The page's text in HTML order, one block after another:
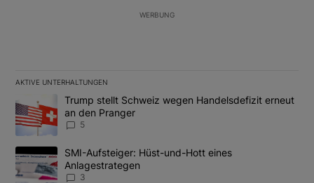
WERBUNG
AKTIVE UNTERHALTUNGEN
Ein Trendartikel mit dem Titel "Trump stellt Schweiz wegen
Trump stellt Schweiz wegen Handelsdefizit erneut
an den Pranger
5
Ein Trendartikel mit dem Titel "SMI-Aufsteiger: Hüst-und-Hott
SMI-Aufsteiger: Hüst-und-Hott eines
Anlagestrategen
3